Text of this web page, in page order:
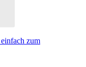
zum